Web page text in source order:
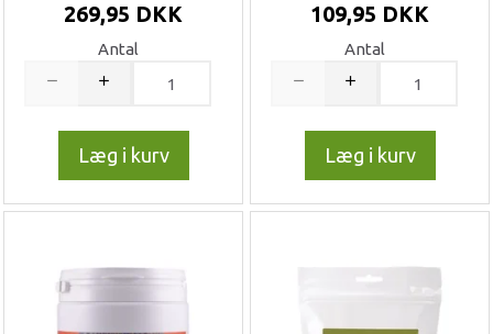
269,95 DKK
Antal
Læg i kurv
109,95 DKK
Antal
Læg i kurv